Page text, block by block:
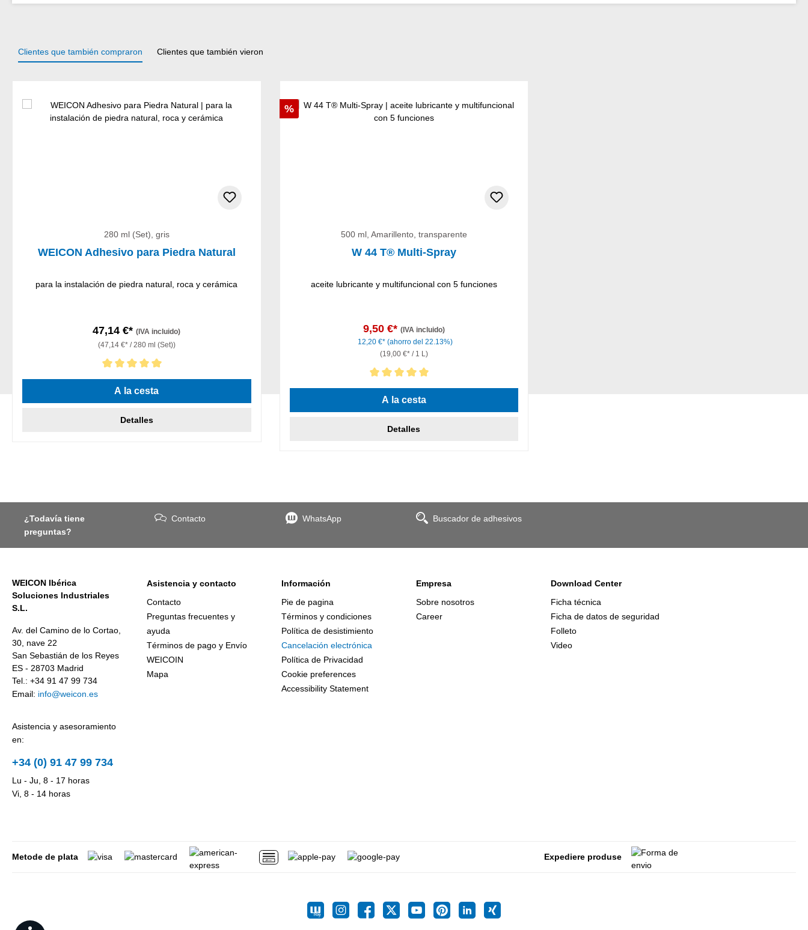
Clientes que también compraron Clientes que también vieron
280 ml (Set), gris
WEICON Adhesivo para Piedra Natural
para la instalación de piedra natural, roca y cerámica
47,14 €*(IVA incluido)
(47,14 €* / 280 ml (Set))
Calificación promedio de 5 de 5 estrellas
A la cesta
Detalles
Descuento
%
500 ml, Amarillento, transparente
W 44 T® Multi-Spray
aceite lubricante y multifuncional con 5 funciones
9,50 €* (IVA incluido)
12,20 €* (ahorro del 22.13%)
(19,00 €* / 1 L)
Calificación promedio de 5 de 5 estrellas
A la cesta
Detalles
¿Todavía tiene
preguntas?
Contacto WhatsApp Buscador de adhesivos
WEICON Ibérica
Soluciones Industriales
S.L.
Av. del Camino de lo Cortao,
30, nave 22
San Sebastián de los Reyes
ES - 28703 Madrid
Tel.: +34 91 47 99 734
Email: info@weicon.es
Asistencia y asesoramiento
en:
+34 (0) 91 47 99 734
Lu - Ju, 8 - 17 horas
Vi, 8 - 14 horas
Asistencia y contacto
Contacto
Preguntas frecuentes y
ayuda
Términos de pago y Envío
WEICOIN
Mapa
Información
Pie de pagina
Términos y condiciones
Política de desistimiento
Cancelación electrónica
Política de Privacidad
Cookie preferences
Accessibility Statement
Empresa
Sobre nosotros
Career
Download Center
Ficha técnica
Ficha de datos de seguridad
Folleto
Video
Metode de plata Expediere produse